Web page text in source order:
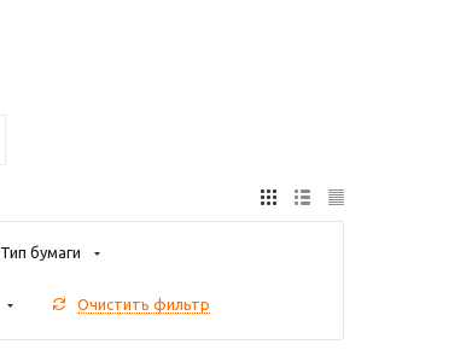
Тип бумаги
Очистить фильтр